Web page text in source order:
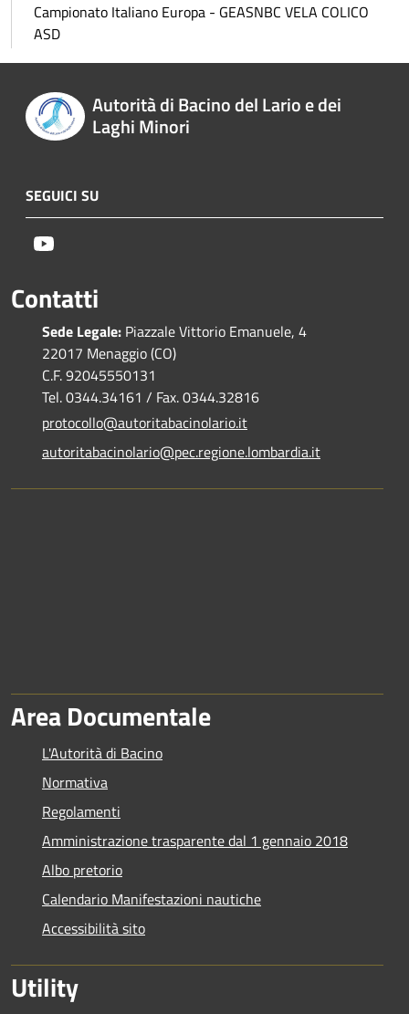
Campionato Italiano Europa - GEASNBC VELA COLICO
ASD
Autorità di Bacino del Lario e dei
Laghi Minori
SEGUICI SU
Contatti
Sede Legale: Piazzale Vittorio Emanuele, 4
22017 Menaggio (CO)
C.F. 92045550131
Tel. 0344.34161 / Fax. 0344.32816
protocollo@autoritabacinolario.it
autoritabacinolario@pec.regione.lombardia.it
Area Documentale
L'Autorità di Bacino
Normativa
Regolamenti
Amministrazione trasparente dal 1 gennaio 2018
Albo pretorio
Calendario Manifestazioni nautiche
Accessibilità sito
Utility